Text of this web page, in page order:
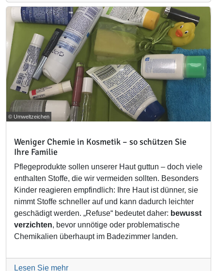
© Umweltzeichen
Weniger Chemie in Kosmetik – so schützen Sie
Ihre Familie
Pflegeprodukte sollen unserer Haut guttun – doch viele
enthalten Stoffe, die wir vermeiden sollten. Besonders
Kinder reagieren empfindlich: Ihre Haut ist dünner, sie
nimmt Stoffe schneller auf und kann dadurch leichter
geschädigt werden. „Refuse“ bedeutet daher: bewusst
verzichten, bevor unnötige oder problematische
Chemikalien überhaupt im Badezimmer landen.
Lesen Sie mehr